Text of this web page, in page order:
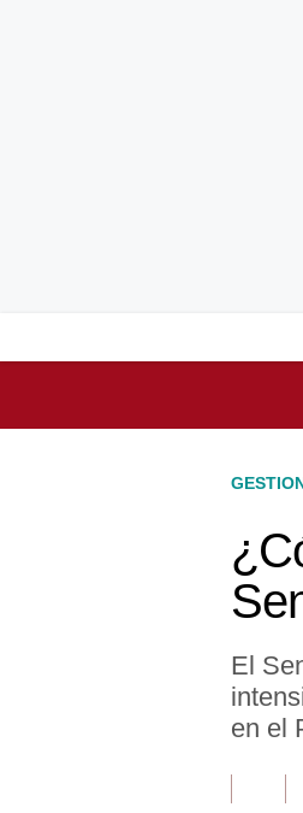
Perú
El
en el